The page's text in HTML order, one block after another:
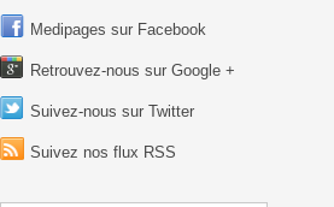
Medipages sur Facebook
Retrouvez-nous sur Google +
Suivez-nous sur Twitter
Suivez nos flux RSS